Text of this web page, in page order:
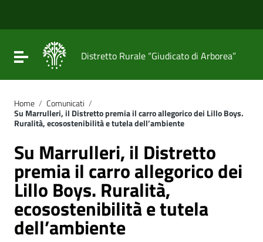
Vai al footer
Attiva / disattiva la navigazione
Distretto Rurale “Giudicato di Arborea”
Home / Comunicati /
Su Marrulleri, il Distretto premia il carro allegorico dei Lillo Boys.
Ruralità, ecosostenibilità e tutela dell’ambiente
Su Marrulleri, il Distretto
premia il carro allegorico dei
Lillo Boys. Ruralità,
ecosostenibilità e tutela
dell’ambiente